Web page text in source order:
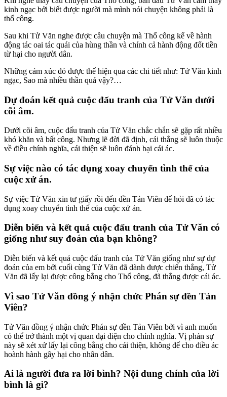
kinh ngạc bởi biết được người mà mình nói chuyện không phải là
thổ công.
Sau khi Tử Văn nghe được câu chuyện mà Thổ công kể về hành
động tác oai tác quái của hùng thần và chính cả hành động đốt tiền
từ hại cho người dân.
Những cảm xúc đó được thể hiện qua các chi tiết như: Tử Văn kinh
ngạc, Sao mà nhiều thần quá vậy?…
Dự đoán kết quả cuộc đấu tranh của Tử Văn dưới
cõi âm.
Dưới cõi âm, cuộc đấu tranh của Tử Văn chắc chắn sẽ gặp rất nhiều
khó khăn và bất công. Nhưng lẽ đời đã định, cái thắng sẽ luôn thuộc
về điều chính nghĩa, cái thiện sẽ luôn đánh bại cái ác.
Sự việc nào có tác dụng xoay chuyển tình thế của
cuộc xử án.
Sự việc Tử Văn xin tư giấy rồi đến đền Tản Viên để hỏi đã có tác
dụng xoay chuyển tình thế của cuộc xử án.
Diễn biến và kết quả cuộc đấu tranh của Tử Văn có
giống như suy đoán của bạn không?
Diễn biến và kết quả cuộc đấu tranh của Tử Văn giống như sự dự
đoán của em bởi cuối cùng Tử Văn đã dành được chiến thắng, Tử
Văn đã lấy lại được công bằng cho Thổ công, đã thắng được cái ác.
Vì sao Tử Văn đồng ý nhận chức Phán sự đền Tản
Viên?
Tử Văn đồng ý nhận chức Phán sự đền Tản Viên bởi vì anh muốn
có thể trở thành một vị quan đại diện cho chính nghĩa. Vị phán sự
này sẽ xét xử lấy lại công bằng cho cái thiện, không để cho điều ác
hoành hành gây hại cho nhân dân.
Ai là người đưa ra lời bình? Nội dung chính của lời
bình là gì?